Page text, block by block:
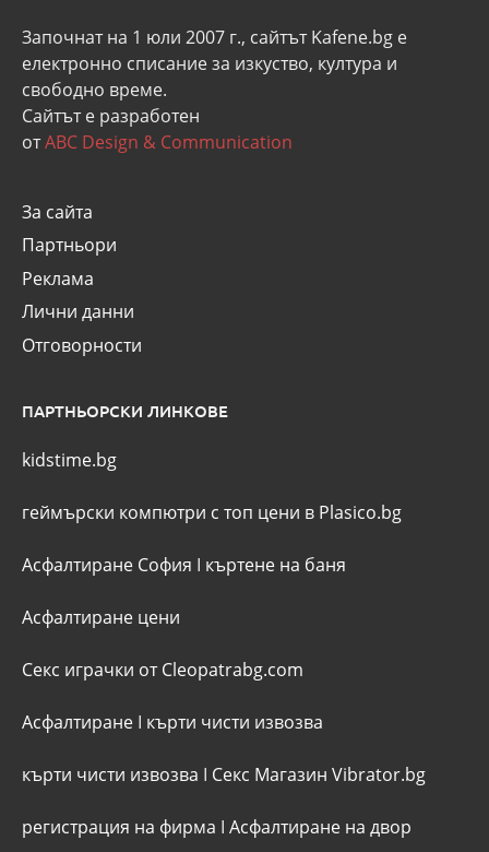
Започнат на 1 юли 2007 г., сайтът Kafene.bg e
eлектронно списание за изкуство, култура и
свободно време.
Сайтът е разработен
отABC Design & Communication
За сайта
Партньори
Реклама
Лични данни
Отговорности
ПАРТНЬОРСКИ ЛИНКОВЕ
kidstime.bg
геймърски компютри с топ цени в Plasico.bg
Асфалтиране София I къртене на баня
Асфалтиране цени
Секс играчки от Cleopatrabg.com
Асфалтиране I кърти чисти извозва
кърти чисти извозва I Секс Магазин Vibrator.bg
регистрация на фирма I Асфалтиране на двор